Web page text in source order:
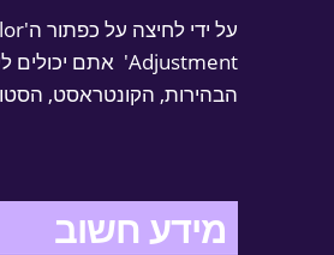
על ידי לחיצה על כפתור ה'Color
Adjustment' אתם יכולים לערוך את
הבהירות, הקונטראסט, הסטורציה ועוד.
מידע חשוב